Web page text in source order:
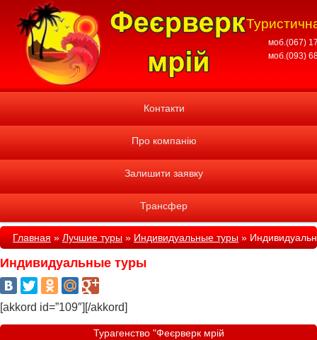
моб.(067)
моб.(093)
Контакти
Про компанію
Залишити заявку
Трансфер
Главная»Лучшие туры»Индивидуальные туры»
Индивидуальные туры
[akkord id=”109″][/akkord]
Турагенство "Феєрверк мрій